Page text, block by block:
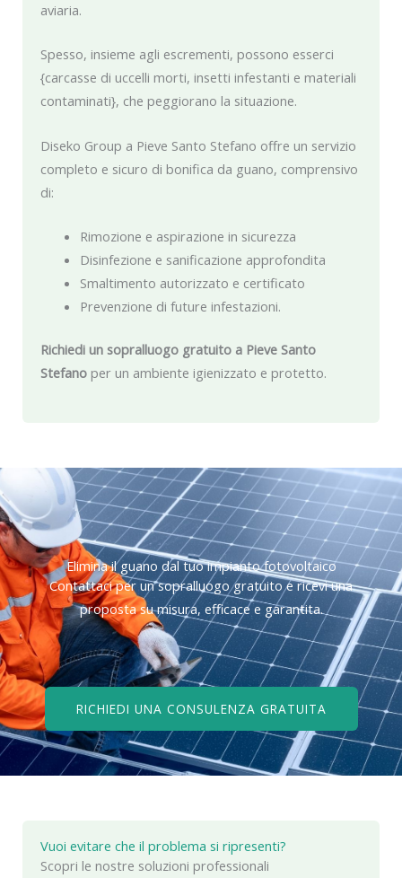
aviaria.
Spesso, insieme agli escrementi, possono esserci
{carcasse di uccelli morti, insetti infestanti e materiali
contaminati}, che peggiorano la situazione.
Diseko Group a Pieve Santo Stefano offre un servizio
completo e sicuro di bonifica da guano, comprensivo
di:
Rimozione e aspirazione in sicurezza
Disinfezione e sanificazione approfondita
Smaltimento autorizzato e certificato
Prevenzione di future infestazioni.
Richiedi un sopralluogo gratuito a Pieve Santo
Stefano per un ambiente igienizzato e protetto.
Elimina il guano dal tuo impianto fotovoltaico
Contattaci per un sopralluogo gratuito e ricevi una
proposta su misura, efficace e garantita.
RICHIEDI UNA CONSULENZA GRATUITA
Vuoi evitare che il problema si ripresenti?
Scopri le nostre soluzioni professionali